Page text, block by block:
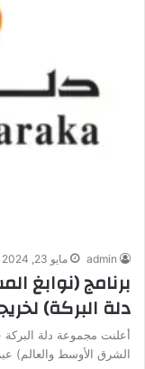
admin مايو 23, 2024
برنامج (نوابغ
دلة البركة)
أعلنت مجموعة دلة
الشرق الأوسط والعالم)